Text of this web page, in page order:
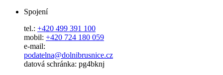
Spojení
tel.: +420 499 391 100
mobil: +420 724 180 059
e-mail:
podatelna@dolnibrusnice.cz
datová schránka: pg4bknj